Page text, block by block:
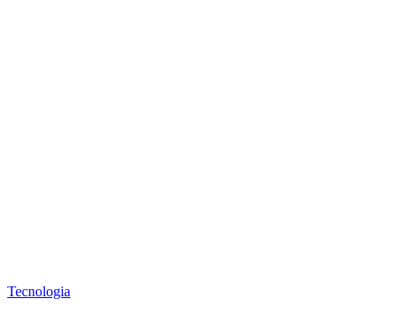
Tecnologia